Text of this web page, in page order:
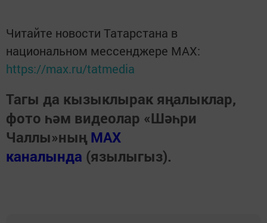
Читайте новости Татарстана в
национальном мессенджере MАХ:
https://max.ru/tatmedia
Тагы да кызыклырак яңалыклар,
фото һәм видеолар «Шәһри
Чаллы»ның MAX
каналында (язылыгыз).